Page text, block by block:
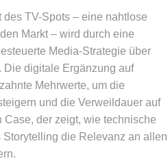
TV-Spots – eine nahtlose
Markt – wird durch eine
Media-Strategie über
Die digitale Ergänzung auf
Mehrwerte, um die
und die Verweildauer auf
der zeigt, wie technische
die Relevanz an allen